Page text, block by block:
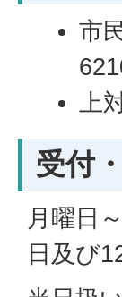
市
上
受付
月曜日
日及び